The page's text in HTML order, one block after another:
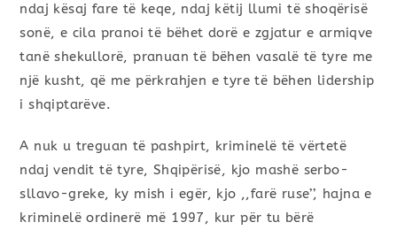
ndaj kësaj fare të keqe, ndaj këtij llumi të shoqërisë
sonë, e cila pranoi të bëhet dorë e zgjatur e armiqve
tanë shekullorë, pranuan të bëhen vasalë të tyre me
një kusht, që me përkrahjen e tyre të bëhen lidership
i shqiptarëve.
A nuk u treguan të pashpirt, kriminelë të vërtetë
ndaj vendit të tyre, Shqipërisë, kjo mashë serbo-
sllavo-greke, ky mish i egër, kjo ,,farë ruse’’, hajna e
kriminelë ordinerë më 1997, kur për tu bërë